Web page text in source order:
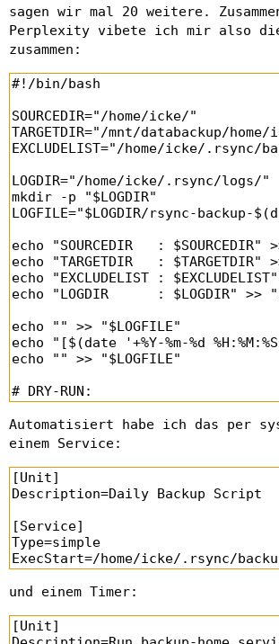
sagen wir mal 20 weitere.
Perplexity vibete ich mir also
zusammen:
Automatisiert habe ich das per
einem Service:
und einem Timer: